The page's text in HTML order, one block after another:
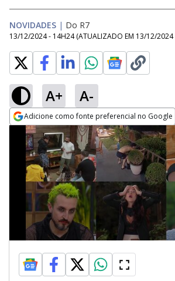
NOVIDADES | Do R7
13/12/2024 - 14H24 (ATUALIZADO EM 13/12/2024
A+ A-
Adicione como fonte preferencial no Google
Opens in new window